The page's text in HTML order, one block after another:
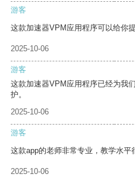
游客
这款加速器VPM应用程序可以给你
2025-10-06
游客
这款加速器VPM应用程序已经为我
护。
2025-10-06
游客
这款app的老师非常专业，教学水平
2025-10-06